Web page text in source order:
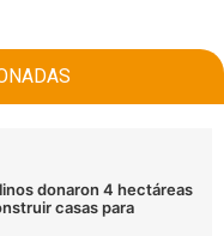
donaron 4 hectáreas
casas para